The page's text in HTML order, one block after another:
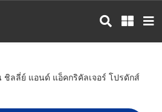
ชิลลี่ย์ แอนด์ แอ็คกริคัลเจอร์ โปรดักส์